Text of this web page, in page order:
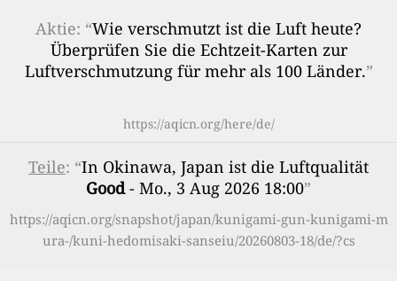
Aktie: “Wie verschmutzt ist die Luft heute?
Überprüfen Sie die Echtzeit-Karten zur
Luftverschmutzung für mehr als 100 Länder.”
https://aqicn.org/here/de/
Teile: “In Okinawa, Japan ist die Luftqualität
Good- Mo., 3 Aug 2026 18:00”
https://aqicn.org/snapshot/japan/kunigami-gun-kunigami-m
ura-/kuni-hedomisaki-sanseiu/20260803-18/de/?cs